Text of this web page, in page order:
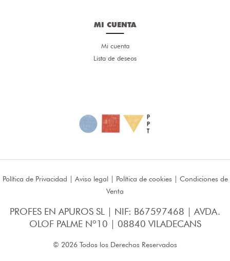
MI CUENTA
Mi cuenta
Lista de deseos
Política de Privacidad | Aviso legal| Política de cookies | Condiciones de
Venta
PROFES EN APUROS SL | NIF: B67597468 | AVDA.
OLOF PALME Nº10 | 08840 VILADECANS
© 2026 Todos los Derechos Reservados